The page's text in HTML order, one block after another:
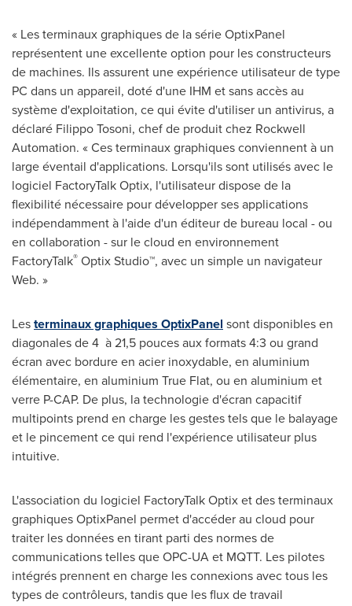
« Les terminaux graphiques de la série OptixPanel
représentent une excellente option pour les constructeurs
de machines. Ils assurent une expérience utilisateur de type
PC dans un appareil, doté d'une IHM et sans accès au
système d'exploitation, ce qui évite d'utiliser un antivirus, a
déclaré Filippo Tosoni, chef de produit chez Rockwell
Automation. « Ces terminaux graphiques conviennent à un
large éventail d'applications. Lorsqu'ils sont utilisés avec le
logiciel FactoryTalk Optix, l'utilisateur dispose de la
flexibilité nécessaire pour développer ses applications
indépendamment à l'aide d'un éditeur de bureau local - ou
en collaboration - sur le cloud en environnement
FactoryTalk® Optix Studio™, avec un simple un navigateur
Web. »
Lesterminaux graphiques OptixPanel sont disponibles en
diagonales de 4 à 21,5 pouces aux formats 4:3 ou grand
écran avec bordure en acier inoxydable, en aluminium
élémentaire, en aluminium True Flat, ou en aluminium et
verre P-CAP. De plus, la technologie d'écran capacitif
multipoints prend en charge les gestes tels que le balayage
et le pincement ce qui rend l'expérience utilisateur plus
intuitive.
L'association du logiciel FactoryTalk Optix et des terminaux
graphiques OptixPanel permet d'accéder au cloud pour
traiter les données en tirant parti des normes de
communications telles que OPC-UA et MQTT. Les pilotes
intégrés prennent en charge les connexions avec tous les
types de contrôleurs, tandis que les flux de travail